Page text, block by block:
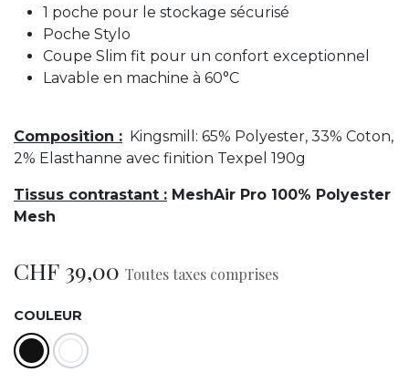
1 poche pour le stockage sécurisé
Poche Stylo
Coupe Slim fit pour un confort exceptionnel
Lavable en machine à 60°C
Composition : Kingsmill: 65% Polyester, 33% Coton,
2% Elasthanne avec finition Texpel 190g
Tissus contrastant : MeshAir Pro 100% Polyester
Mesh
CHF 39,00 Toutes taxes comprises
COULEUR